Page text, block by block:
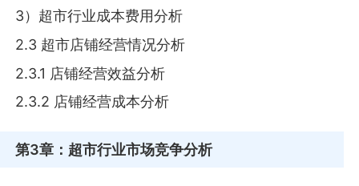
3）超市行业成本费用分析
2.3 超市店铺经营情况分析
2.3.1 店铺经营效益分析
2.3.2 店铺经营成本分析
第3章 ：超市行业市场竞争分析